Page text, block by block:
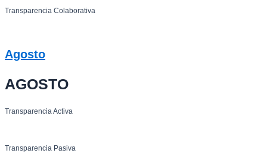
Transparencia Colaborativa
Agosto
AGOSTO
Transparencia Activa
Transparencia Pasiva